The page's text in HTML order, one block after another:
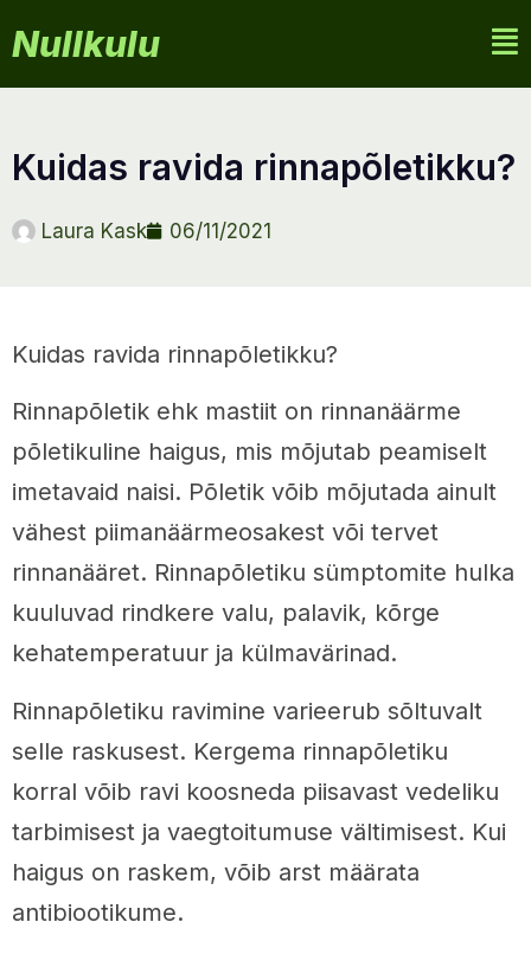
Nullkulu
kuidas ravida rinnapõletikku?
Laura Kask 06/11/2021
Kuidas ravida rinnapõletikku?
Rinnapõletik ehk mastiit on rinnanäärme
põletikuline haigus, mis mõjutab peamiselt
imetavaid naisi. Põletik võib mõjutada ainult
vähest piimanäärmeosakest või tervet
rinnanääret. Rinnapõletiku sümptomite hulka
kuuluvad rindkere valu, palavik, kõrge
kehatemperatuur ja külmavärinad.
Rinnapõletiku ravimine varieerub sõltuvalt
selle raskusest. Kergema rinnapõletiku
korral võib ravi koosneda piisavast vedeliku
tarbimisest ja vaegtoitumuse vältimisest. Kui
haigus on raskem, võib arst määrata
antibiootikume.